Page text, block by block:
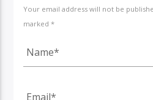
Your email address will not be
marked *